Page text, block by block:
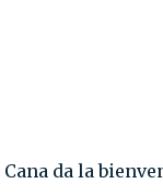
da la